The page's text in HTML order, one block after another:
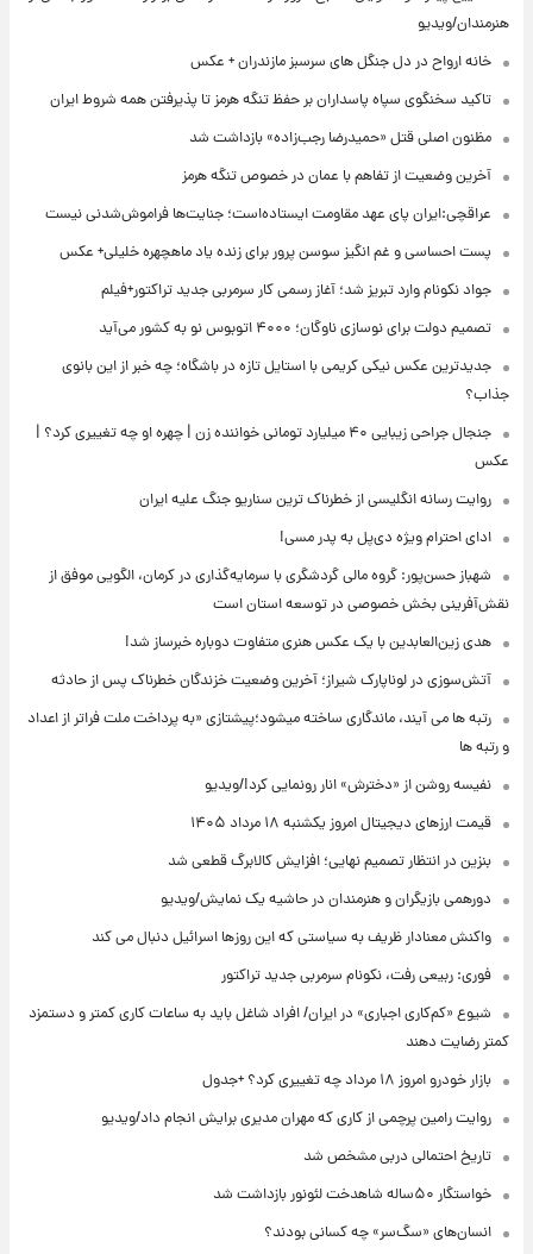
هنرمندان/ویدیو
خانه ارواح در دل جنگل های سرسبز مازندران + عکس
تاکید سخنگوی سپاه پاسداران بر حفظ تنگه هرمز تا پذیرفتن همه شروط ایران
مظنون اصلی قتل «حمیدرضا رجب‌زاده» بازداشت شد
آخرین وضعیت از تفاهم با عمان در خصوص تنگه هرمز
عراقچی:ایران پای عهد مقاومت ایستاده‌است؛ جنایت‌ها فراموش‌شدنی نیست
پست احساسی و غم انگیز سوسن پرور برای زنده یاد ماهچهره خلیلی+ عکس
جواد نکونام وارد تبریز شد؛ آغاز رسمی کار سرمربی جدید تراکتور+فیلم
تصمیم دولت برای نوسازی ناوگان؛ ۴۰۰۰ اتوبوس نو به کشور می‌آید
جدیدترین عکس نیکی کریمی با استایل تازه در باشگاه؛ چه خبر از این بانوی
جذاب؟
جنجال جراحی زیبایی ۴۰ میلیارد تومانی خواننده زن | چهره او چه تغییری کرد؟ |
عکس
روایت رسانه انگلیسی از خطرناک ترین سناریو جنگ علیه ایران
ادای احترام ویژه دی‌پل به پدر مسی!
شهباز حسن‌پور: گروه مالی گردشگری با سرمایه‌گذاری در کرمان، الگویی موفق از
نقش‌آفرینی بخش خصوصی در توسعه استان است
هدی زین‌العابدین با یک عکس هنری متفاوت دوباره خبرساز شد!
آتش‌سوزی در لوناپارک شیراز؛ آخرین وضعیت خزندگان خطرناک پس از حادثه
رتبه ها می آیند، ماندگاری ساخته میشود؛پیشتازی «به پرداخت ملت فراتر از اعداد
و رتبه ها
نفیسه روشن از «دخترش» انار رونمایی کرد!/ویدیو
قیمت ارزهای دیجیتال امروز یکشنبه ۱۸ مرداد ۱۴۰۵
بنزین در انتظار تصمیم نهایی؛ افزایش کالابرگ قطعی شد
دورهمی بازیگران و هنرمندان در حاشیه یک نمایش/ویدیو
واکنش معنادار ظریف به سیاستی که این روزها اسرائیل دنبال می کند
فوری: ربیعی رفت، نکونام سرمربی جدید تراکتور
شیوع «کم‌کاری اجباری» در ایران/ افراد شاغل باید به ساعات کاری کمتر و دستمزد
کمتر رضایت دهند
بازار خودرو امروز ۱۸ مرداد چه تغییری کرد؟ +جدول
روایت رامین پرچمی از کاری که مهران مدیری برایش انجام داد/ویدیو
تاریخ احتمالی دربی مشخص شد
خواستگار ۵۰ساله شاهدخت لئونور بازداشت شد
انسان‌های «سگ‌سر» چه کسانی بودند؟